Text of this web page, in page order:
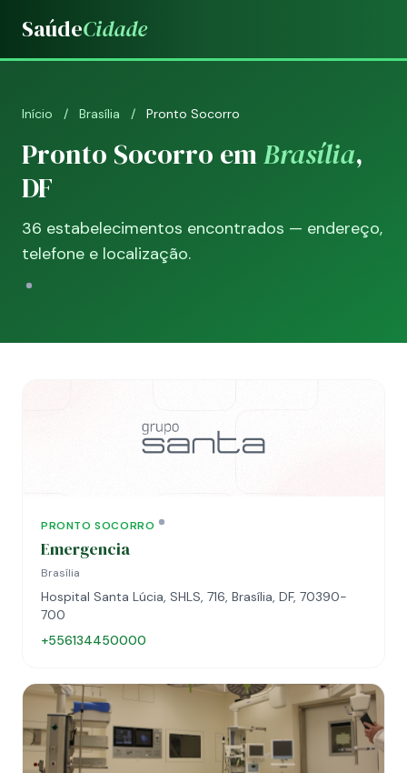
SaúdeCidade
Início / Brasília / Pronto Socorro
Pronto Socorro emBrasília,
DF
36 estabelecimentos encontrados — endereço,
telefone e localização.
PRONTO SOCORRO
Emergencia
Brasília
Hospital Santa Lúcia, SHLS, 716, Brasília, DF, 70390-
700
+556134450000